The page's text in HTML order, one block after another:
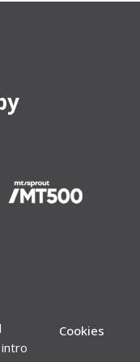
Cookies